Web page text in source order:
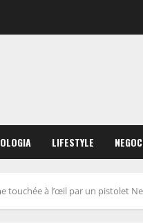
LIFESTYLE
touchée à l’œil par un pistolet